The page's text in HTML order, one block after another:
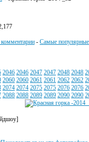
- Самые популярные
2046 2046 2047 2047 2048 2048
2060 2060 2061 2061 2062 2062
2074 2074 2075 2075 2076 2076
2088 2088 2089 2089 2090 2090